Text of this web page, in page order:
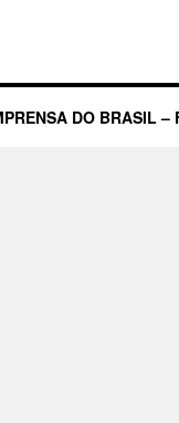
do
dia
DO BRASIL –